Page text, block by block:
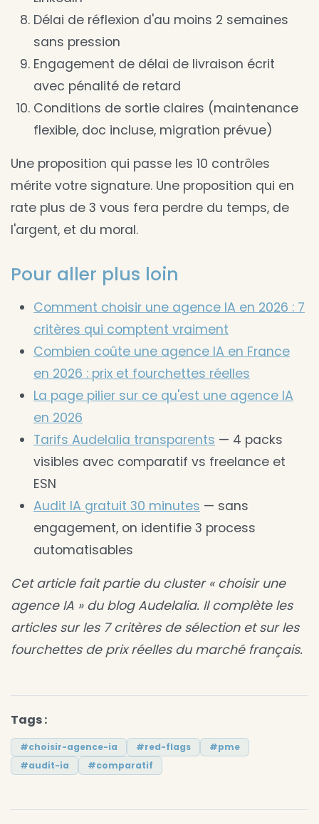
Délai de réflexion d'au moins 2 semaines
sans pression
Engagement de délai de livraison écrit
avec pénalité de retard
Conditions de sortie claires (maintenance
flexible, doc incluse, migration prévue)
Une proposition qui passe les 10 contrôles
mérite votre signature. Une proposition qui en
rate plus de 3 vous fera perdre du temps, de
l'argent, et du moral.
Pour aller plus loin
Comment choisir une agence IA en 2026 : 7
critères qui comptent vraiment
Combien coûte une agence IA en France
en 2026 : prix et fourchettes réelles
La page pilier sur ce qu'est une agence IA
en 2026
Tarifs Audelalia transparents — 4 packs
visibles avec comparatif vs freelance et
ESN
Audit IA gratuit 30 minutes — sans
engagement, on identifie 3 process
automatisables
Cet article fait partie du cluster « choisir une
agence IA » du blog Audelalia. Il complète les
articles sur les 7 critères de sélection et sur les
fourchettes de prix réelles du marché français.
Tags :
#choisir-agence-ia #red-flags
#pme
#audit-ia
#comparatif